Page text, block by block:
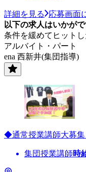
詳細を見る
応募画面
以下の求人はいかがで
条件を緩めてヒット
アルバイト・パート
ena 西新井(集団指導)
◆通常授業講師大募
集団授業講師時